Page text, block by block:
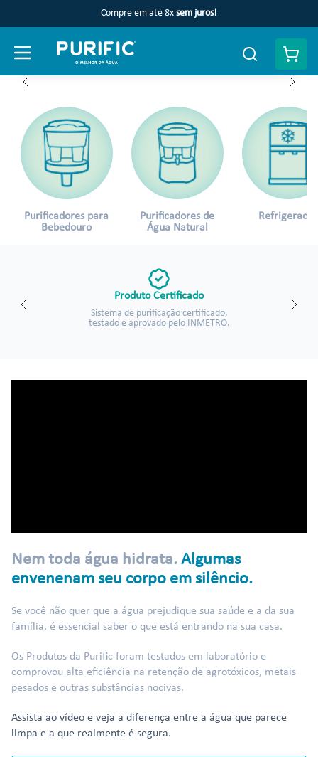
Compre em até 8x sem juros!
Faça uma busca
Purificadores para
Bebedouro
Purificadores de
Água Natural
Refrigerados
Produto Certificado
Sistema de purificação certificado,
testado e aprovado pelo INMETRO.
Nem toda água hidrata. Algumas
envenenam seu corpo em silêncio.
Se você não quer que a água prejudique sua saúde e a da sua
família, é essencial saber o que está entrando na sua casa.
Os Produtos da Purific foram testados em laboratório e
comprovou alta eficiência na retenção de agrotóxicos, metais
pesados e outras substâncias nocivas.
Assista ao vídeo e veja a diferença entre a água que parece
limpa e a que realmente é segura.